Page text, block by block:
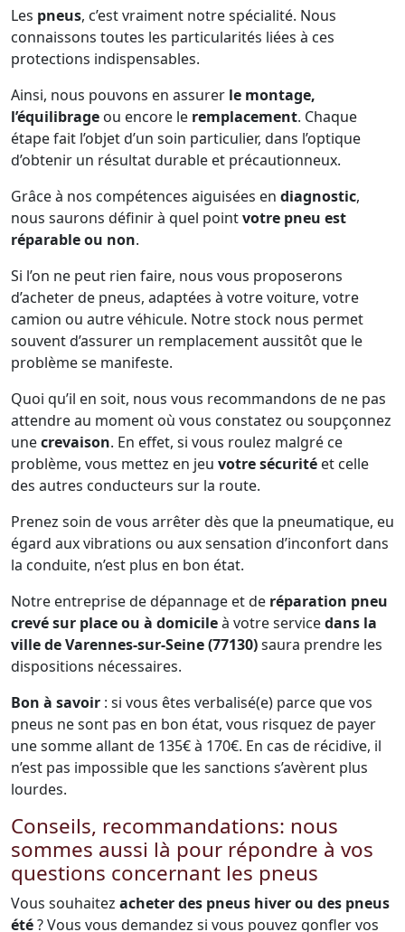
Les pneus, c’est vraiment notre spécialité. Nous
connaissons toutes les particularités liées à ces
protections indispensables.
Ainsi, nous pouvons en assurer le montage,
l’équilibrage ou encore le remplacement. Chaque
étape fait l’objet d’un soin particulier, dans l’optique
d’obtenir un résultat durable et précautionneux.
Grâce à nos compétences aiguisées en diagnostic,
nous saurons définir à quel pointvotre pneu est
réparable ou non.
Si l’on ne peut rien faire, nous vous proposerons
d’acheter de pneus, adaptées à votre voiture, votre
camion ou autre véhicule. Notre stock nous permet
souvent d’assurer un remplacement aussitôt que le
problème se manifeste.
Quoi qu’il en soit, nous vous recommandons de ne pas
attendre au moment où vous constatez ou soupçonnez
unecrevaison. En effet, si vous roulez malgré ce
problème, vous mettez en jeu votre sécurité et celle
des autres conducteurs sur la route.
Prenez soin de vous arrêter dès que la pneumatique, eu
égard aux vibrations ou aux sensation d’inconfort dans
la conduite, n’est plus en bon état.
Notre entreprise de dépannage et de réparation pneu
crevé sur place ou à domicileà votre servicedans la
ville de Varennes-sur-Seine (77130)saura prendre les
dispositions nécessaires.
Bon à savoir : si vous êtes verbalisé(e) parce que vos
pneus ne sont pas en bon état, vous risquez de payer
une somme allant de 135€ à 170€. En cas de récidive, il
n’est pas impossible que les sanctions s’avèrent plus
lourdes.
Conseils, recommandations: nous
sommes aussi là pour répondre à vos
questions concernant les pneus
Vous souhaitez acheter des pneus hiver ou des pneus
été? Vous vous demandez si vous pouvez gonfler vos